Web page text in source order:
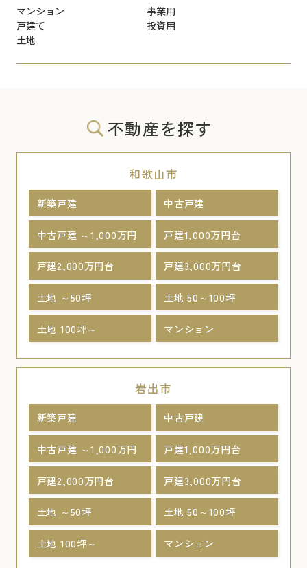
マンション
事業用
戸建て
投資用
土地
不動産を探す
和歌山市
新築戸建 中古戸建
中古戸建 ～1,000万円 戸建1,000万円台
戸建2,000万円台 戸建3,000万円台
土地 ～50坪 土地 50～100坪
土地 100坪～ マンション
岩出市
新築戸建 中古戸建
中古戸建 ～1,000万円 戸建1,000万円台
戸建2,000万円台 戸建3,000万円台
土地 ～50坪 土地 50～100坪
土地 100坪～ マンション